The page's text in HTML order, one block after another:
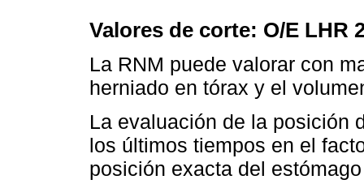
Valores de corte: O/E LHR
La RNM puede valorar con
herniado en tórax y el
La evaluación de la posición
los últimos tiempos en el
posición exacta del